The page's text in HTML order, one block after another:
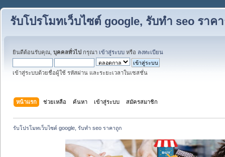
รับโปรโมทเว็บไซต์ google, รับทำ seo ราค
ยินดีต้อนรับคุณ, บุคคลทั่วไป กรุณา เข้าสู่ระบบ หรือ ลงทะเบียน
เข้าสู่ระบบด้วยชื่อผู้ใช้ รหัสผ่าน และระยะเวลาในเซสชั่น
หน้าแรก ช่วยเหลือ ค้นหา เข้าสู่ระบบ สมัครสมาชิก
รับโปรโมทเว็บไซต์ google, รับทำ seo ราคาถูก